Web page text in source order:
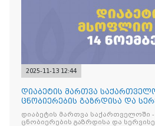
2025-11-13 12:44
დიაბეტის მართვა
ცნობიერების გაზრდისა და
გაუმჯობესების მიზნით
დიაბეტის მართვა საქართველოში
ცნობიერების გაზრდისა და